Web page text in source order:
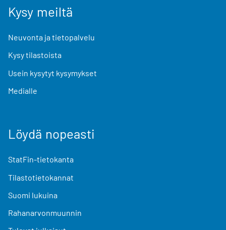
Kysy meiltä
Neuvonta ja tietopalvelu
Kysy tilastoista
Usein kysytyt kysymykset
Medialle
Löydä nopeasti
StatFin-tietokanta
Tilastotietokannat
Suomi lukuina
Rahanarvonmuunnin